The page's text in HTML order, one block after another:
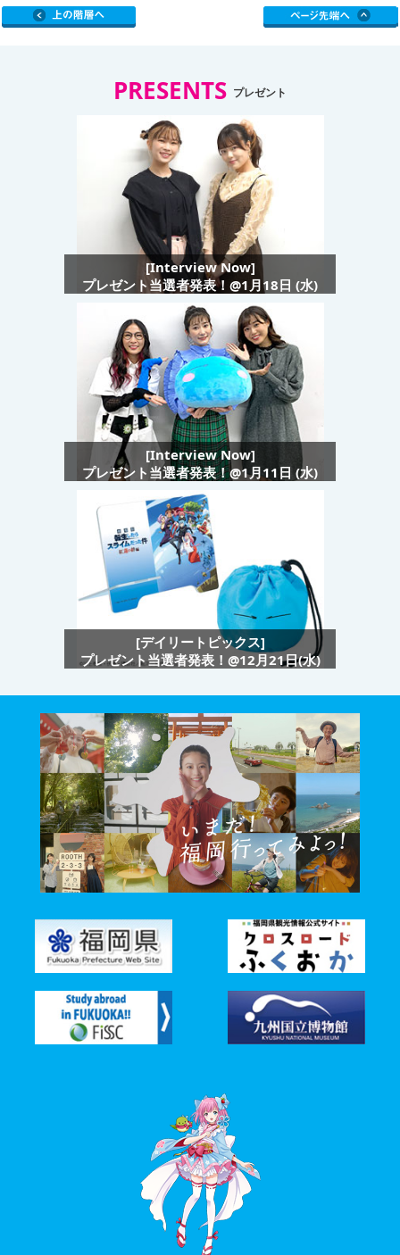
PRESENTS プレゼント
[Interview Now]
プレゼント当選者発表！@1月18日 (水)
[Interview Now]
プレゼント当選者発表！@1月11日 (水)
[デイリートピックス]
プレゼント当選者発表！@12月21日(水)